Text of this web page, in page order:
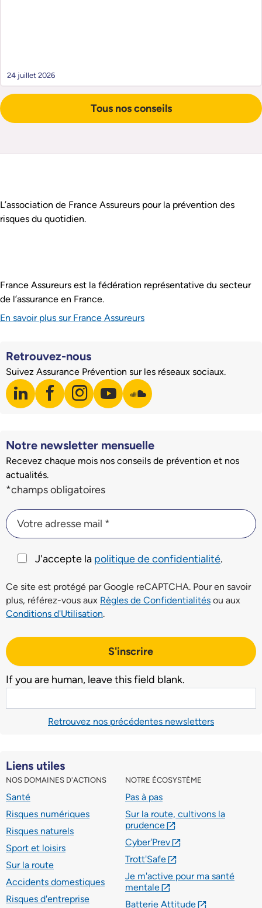
24 juillet 2026
Tous nos conseils
Assurance Prévention est :
L’association de France Assureurs pour la prévention des
risques du quotidien.
France Assureurs est la fédération représentative du secteur
de l’assurance en France.
En savoir plus sur France Assureurs
Liens utiles
NOS DOMAINES D'ACTIONS
Santé
Risques numériques
Risques naturels
Sport et loisirs
Sur la route
Accidents domestiques
Risques d'entreprise
NOTRE ÉCOSYSTÈME
Pas à pas
Sur la route, cultivons la
prudence lien externe
Cyber'Prev lien externe
Trott'Safe lien externe
Je m'active pour ma santé
mentale lien externe
Batterie Attitude
Retrouvez-nous
Suivez Assurance Prévention sur les réseaux sociaux.
linkedin
Visiter notre page LinkedIn
facebook
Visiter notre page Facebook
instagram
Visiter notre page Instagram
youtube
Visiter notre page Youtube
soundcloud
Visiter notre page
Notre newsletter mensuelle
Recevez chaque mois nos conseils de prévention et nos
actualités.
Champs du formulaire d'inscription à la newsletter
*champs obligatoires
Votre adresse mail *
Votre adresse mail *
J'accepte la politique de confidentialité.
Ce site est protégé par Google reCAPTCHA. Pour en savoir
plus, référez-vous aux Règles de Confidentialités ou aux
Conditions d'Utilisation.
S'inscrire
If you are human, leave this field blank.
Retrouvez nos précédentes newsletters